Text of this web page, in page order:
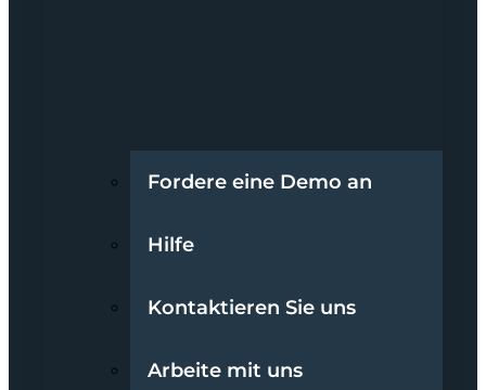
Fordere eine Demo an
Hilfe
Kontaktieren Sie uns
Arbeite mit uns